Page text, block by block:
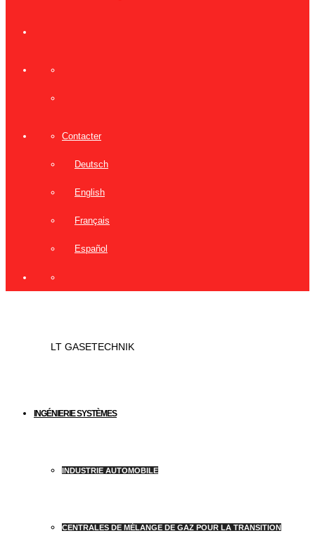
Contacter
Deutsch
English
Français
Español
LT GASETECHNIK
INGÉNIERIE SYSTÈMES
INDUSTRIE AUTOMOBILE
CENTRALES DE MÉLANGE DE GAZ POUR LA TRANSITION